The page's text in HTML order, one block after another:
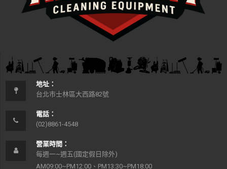
地址：
台北市士林區大西路82號
電話：
(02)8861-4548
營業時間：
每週一~週五(國定假日除外)
AM09:00~PM12:00、PM13:30~PM18:00